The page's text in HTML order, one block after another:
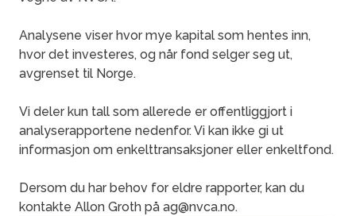
Analysene viser hvor mye kapital som hentes inn,
hvor det investeres, og når fond selger seg ut,
avgrenset til Norge.
Vi deler kun tall som allerede er offentliggjort i
analyserapportene nedenfor. Vi kan ikke gi ut
informasjon om enkelttransaksjoner eller enkeltfond.
Dersom du har behov for eldre rapporter, kan du
kontakte Allon Groth på ag@nvca.no.